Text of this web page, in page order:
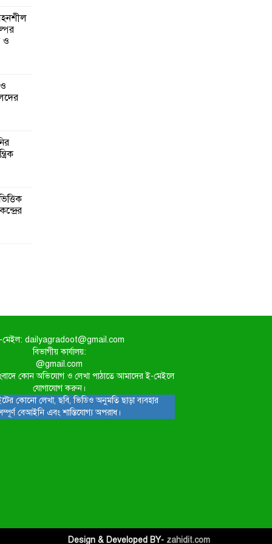
ও
মেইল: dailyagradoot@gmail.com
বিভাগীয় কার্যালয়:
@gmail.com
কোন অভিযোগ ও লেখা পাঠাতে আমাদের ই-মেইলে
যোগাযোগ করুন।
কোনো লেখা, ছবি, ভিডিও অনুমতি ছাড়া ব্যবহার
বেআইনি এবং শাস্তিযোগ্য অপরাধ।
Design & Developed BY- zahidit.com